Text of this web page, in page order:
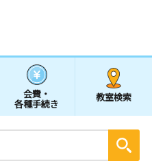
会費・
各種手続き
教室検索